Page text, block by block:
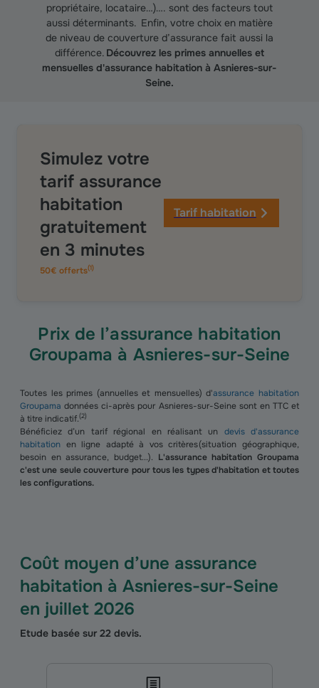
propriétaire, locataire…)…. sont des facteurs tout
aussi déterminants. Enfin, votre choix en matière
de niveau de couverture d’assurance fait aussi la
différence. Découvrez les primes annuelles et
mensuelles d'assurance habitation à Asnieres-sur-
Seine.
Simulez votre
tarif assurance
habitation
gratuitement
en 3 minutes
50€ offerts(1)
Tarif habitation
Prix de l’assurance habitation
Groupama à Asnieres-sur-Seine
Toutes les primes (annuelles et mensuelles) d'assurance habitation
Groupama données ci-après pour Asnieres-sur-Seine sont en TTC et
à titre indicatif.(2)
Bénéficiez d’un tarif régional en réalisant un devis d'assurance
habitation en ligne adapté à vos critères (situation géographique,
besoin en assurance, budget...). L'assurance habitation Groupama
c'est une seule couverture pour tous les types d'habitation et toutes
les configurations.
Coût moyen d’une assurance
habitation à Asnieres-sur-Seine
en juillet 2026
Etude basée sur 22 devis.